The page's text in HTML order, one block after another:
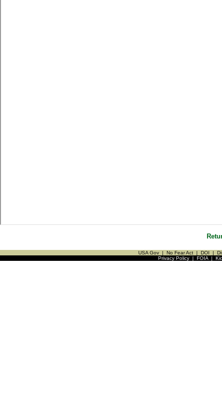
USA Gov | No Fear Act | DOI |
Privacy Policy| FOIA|